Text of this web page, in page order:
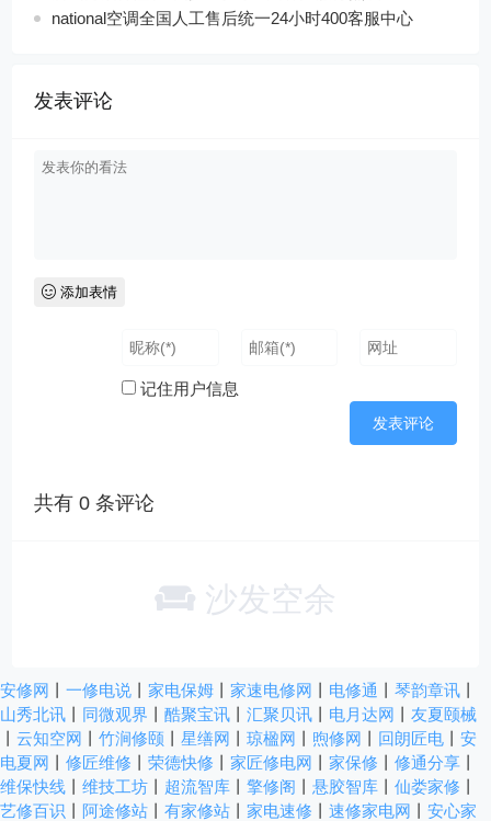
national空调全国人工售后统一24小时400客服中心
发表评论
添加表情
记住用户信息
共有0 条评论
沙发空余
安修网 一修电说 家电保姆 家速电修网 电修通 琴韵章讯
山秀北讯
同微观界 酷聚宝讯 汇聚贝讯 电月达网
友夏颐械
云知空网 竹涧修颐 星缮网 琼楹网 煦修网 回朗匠电
安
电夏网
修匠维修 荣德快修 家匠修电网 家保修 修通分享
维保快线
维技工坊 超流智库 擎修阁 悬胶智库 仙娄家修
艺修百识
阿途修站 有家修站 家电速修 速修家电网 安心家